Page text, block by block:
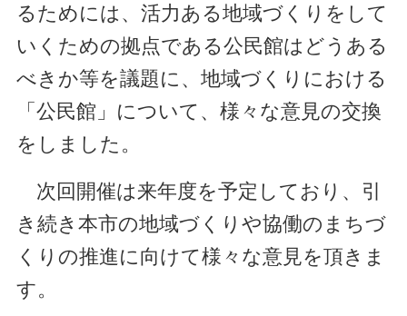
るためには、活力ある地域づくりをして
いくための拠点である公民館はどうある
べきか等を議題に、地域づくりにおける
「公民館」について、様々な意見の交換
をしました。
次回開催は来年度を予定しており、引
き続き本市の地域づくりや協働のまちづ
くりの推進に向けて様々な意見を頂きま
す。